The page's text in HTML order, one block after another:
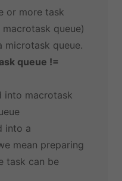
or more task
queue)
microtask queue.
queue !=
into macrotask
into a
mean preparing
task can be